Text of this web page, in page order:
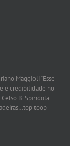
Maggioli“Esse
e credibilidade no
Celso B. Spindola
toop